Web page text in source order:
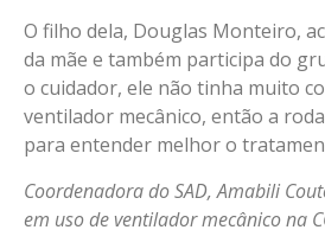
O filho dela, Douglas Monteiro,
da mãe e também participa do
o cuidador, ele não tinha muito
ventilador mecânico, então a
para entender melhor o
Coordenadora do SAD, Amabili
em uso de ventilador mecânico na